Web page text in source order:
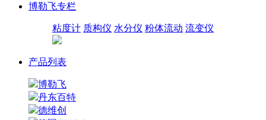
博勒飞专栏
粘度计 质构仪 水分仪 粉体流动 流变仪
产品列表
博勒飞
丹东百特
德维创